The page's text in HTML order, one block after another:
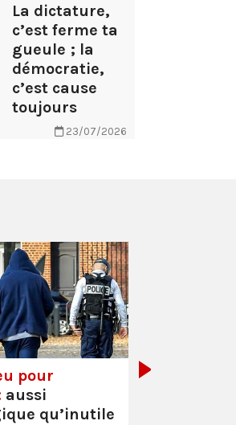
La dictature,
c’est ferme ta
gueule ; la
démocratie,
c’est cause
toujours
23/07/2026
pour
aussi
qu’inutile